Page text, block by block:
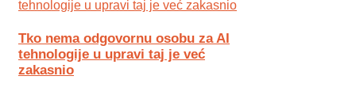
Tko nema odgovornu osobu za AI
tehnologije u upravi taj je već
zakasnio